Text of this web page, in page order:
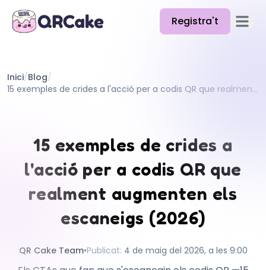
Registra't Obre
Preus
Docs
Ajuda
API
Inici/Blog/
15 exemples de crides a l'acció per a codis QR que realment augmenten els escaneigs (2026)
15 exemples de crides a
l'acció per a codis QR que
realment augmenten els
escaneigs (2026)
QR Cake Team•Publicat: 4 de maig del 2026, a les 9:00